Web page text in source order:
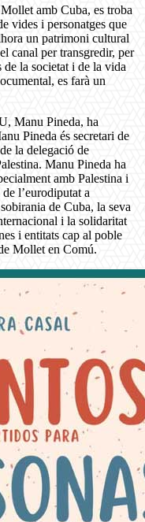
amb Cuba, es troba
vides i personatges que
un patrimoni cultural
canal per transgredir, per
de la societat i de la vida
es farà un
Manu Pineda, ha
Pineda és secretari de
la delegació de
Manu Pineda ha
amb Palestina i
l’eurodiputat a
de Cuba, la seva
i la solidaritat
i entitats cap al poble
Mollet en Comú.